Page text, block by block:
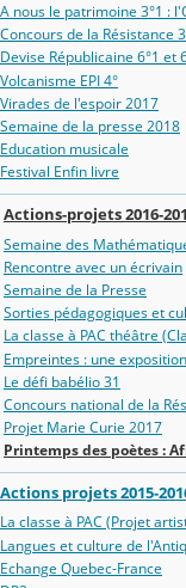
A nous le patrimoine 3°1 :
Concours de la Résistance
Devise Républicaine 6°1 et
Volcanisme EPI 4°
Virades de l'espoir 2017
Semaine de la presse 2018
Education musicale
Festival Enfin livre
Actions-projets 2016-
Semaine des
Rencontre avec un écrivain
Semaine de la Presse
Sorties pédagogiques et
La classe à PAC théâtre
Empreintes : une
Le défi babélio 31
Concours national de la
Projet Marie Curie 2017
Printemps des poètes :
Actions projets 2015-
La classe à PAC (Projet
Langues et culture de
Echange Quebec-France